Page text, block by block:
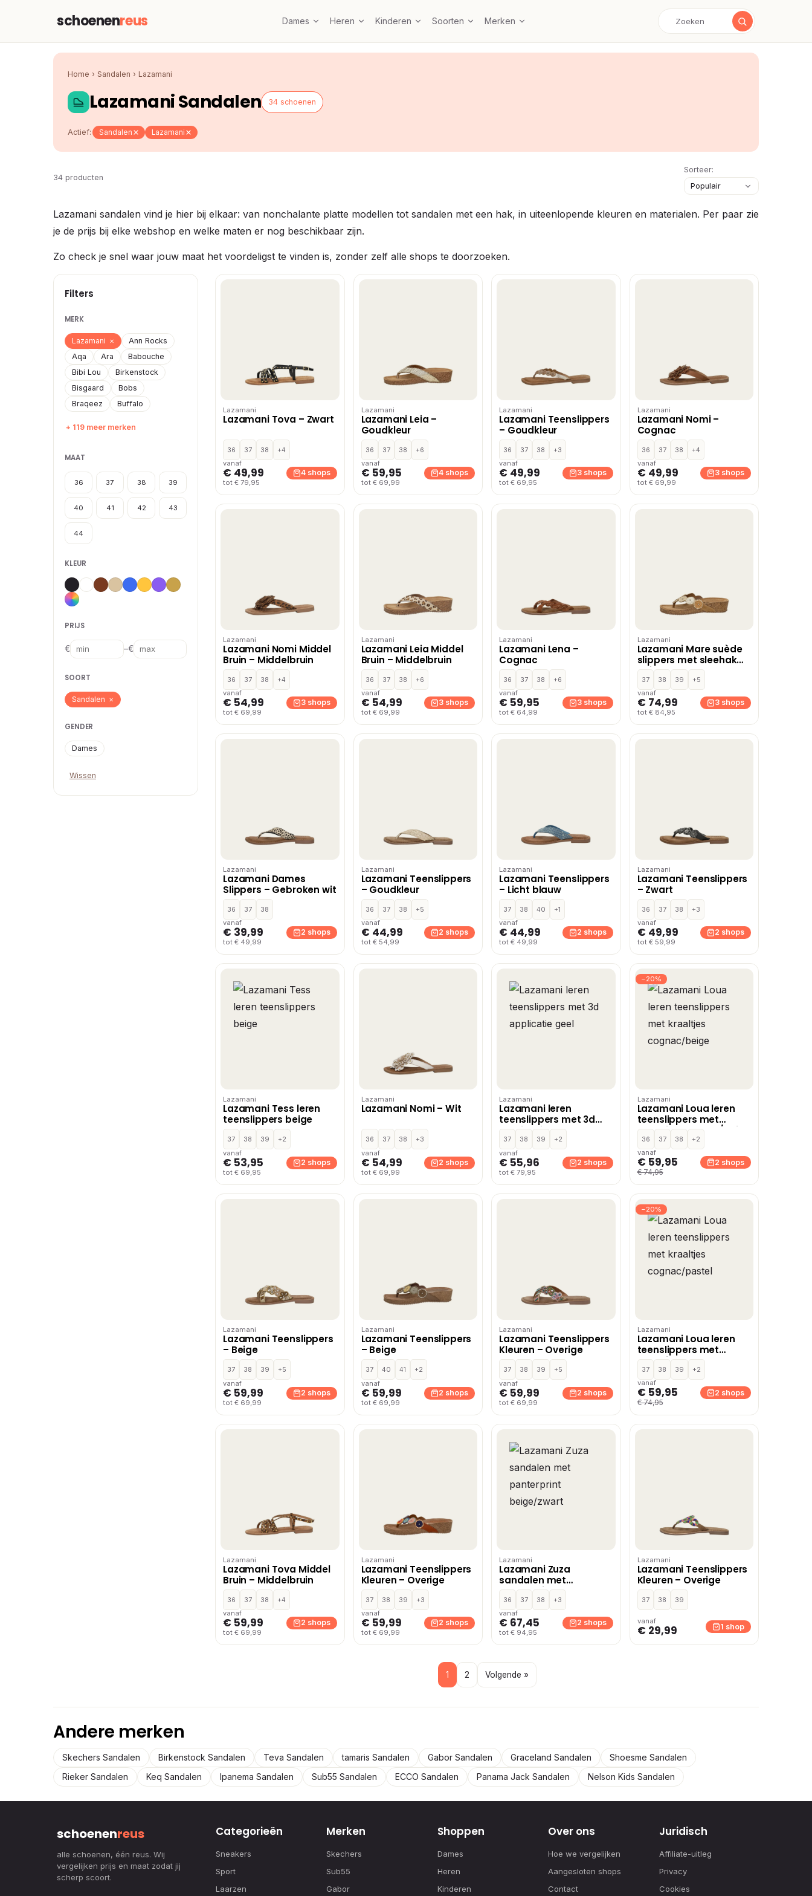
schoenenreus Dames Heren Kinderen Soorten Merken
Home › Sandalen › Lazamani
Lazamani Sandalen 34 schoenen
Actief: Sandalen Lazamani
34 producten
Sorteer:
Lazamani sandalen vind je hier bij elkaar: van nonchalante platte modellen tot sandalen met een hak, in uiteenlopende kleuren en materialen. Per paar zie
je de prijs bij elke webshop en welke maten er nog beschikbaar zijn.
Zo check je snel waar jouw maat het voordeligst te vinden is, zonder zelf alle shops te doorzoeken.
Filters
MERK
Lazamani ×
Ann Rocks
Aqa
Ara
Babouche
Bibi Lou
Birkenstock
Bisgaard
Bobs
Braqeez
Buffalo
+ 119 meer merken
MAAT
36 37 38 39
40 41 42 43
44
KLEUR
PRIJS
€ –€
SOORT
Sandalen ×
GENDER
Dames
Wissen
Lazamani
Lazamani Tova – Zwart
36 37 38
+4
vanaf
€ 49,99
tot € 79,95
4 shops
Lazamani
Lazamani Leia –
Goudkleur
36 37 38
+6
vanaf
€ 59,95
tot € 69,99
4 shops
Lazamani
Lazamani Teenslippers
– Goudkleur
36 37 38
+3
vanaf
€ 49,99
tot € 69,95
3 shops
Lazamani
Lazamani Nomi –
Cognac
36 37 38
+4
vanaf
€ 49,99
tot € 69,99
3 shops
Lazamani
Lazamani Nomi Middel
Bruin – Middelbruin
36 37 38
+4
vanaf
€ 54,99
tot € 69,99
3 shops
Lazamani
Lazamani Leia Middel
Bruin – Middelbruin
36 37 38
+6
vanaf
€ 54,99
tot € 69,99
3 shops
Lazamani
Lazamani Lena –
Cognac
36 37 38
+6
vanaf
€ 59,95
tot € 64,99
3 shops
Lazamani
Lazamani Mare suède
slippers met sleehak
beige
37 38 39
+5
vanaf
€ 74,99
tot € 84,95
3 shops
Lazamani
Lazamani Dames
Slippers – Gebroken wit
36 37
38
vanaf
€ 39,99
tot € 49,99
2 shops
Lazamani
Lazamani Teenslippers
– Goudkleur
36 37 38
+5
vanaf
€ 44,99
tot € 54,99
2 shops
Lazamani
Lazamani Teenslippers
– Licht blauw
37 38 40
+1
vanaf
€ 44,99
tot € 49,99
2 shops
Lazamani
Lazamani Teenslippers
– Zwart
36 37 38
+3
vanaf
€ 49,99
tot € 59,99
2 shops
Lazamani
Lazamani Tess leren
teenslippers beige
37 38 39
+2
vanaf
€ 53,95
tot € 69,95
2 shops
Lazamani
Lazamani Nomi – Wit
36 37 38
+3
vanaf
€ 54,99
tot € 69,99
2 shops
Lazamani
Lazamani leren
teenslippers met 3d
applicatie geel
37 38 39
+2
vanaf
€ 55,96
tot € 79,95
2 shops
−20%
Lazamani
Lazamani Loua leren
teenslippers met
kraaltjes cognac/beige
36 37 38
+2
vanaf
€ 59,95
€ 74,95
2 shops
Lazamani
Lazamani Teenslippers
– Beige
37 38 39
+5
vanaf
€ 59,99
tot € 69,99
2 shops
Lazamani
Lazamani Teenslippers
– Beige
37 40 41
+2
vanaf
€ 59,99
tot € 69,99
2 shops
Lazamani
Lazamani Teenslippers
Kleuren – Overige
37 38 39
+5
vanaf
€ 59,99
tot € 69,99
2 shops
−20%
Lazamani
Lazamani Loua leren
teenslippers met
kraaltjes
cognac/pastel
37 38 39
+2
vanaf
€ 59,95
€ 74,95
2 shops
Lazamani
Lazamani Tova Middel
Bruin – Middelbruin
36 37 38
+4
vanaf
€ 59,99
tot € 69,99
2 shops
Lazamani
Lazamani Teenslippers
Kleuren – Overige
37 38 39
+3
vanaf
€ 59,99
tot € 69,99
2 shops
Lazamani
Lazamani Zuza
sandalen met
panterprint
beige/zwart
36 37 38
+3
vanaf
€ 67,45
tot € 94,95
2 shops
Lazamani
Lazamani Teenslippers
Kleuren – Overige
37 38 39
vanaf
€ 29,99 1 shop
1 2 Volgende »
Andere merken
Skechers Sandalen Birkenstock Sandalen Teva Sandalen tamaris Sandalen Gabor Sandalen Graceland Sandalen
Shoesme Sandalen
Rieker Sandalen
Keq Sandalen Ipanema Sandalen Sub55 Sandalen ECCO Sandalen Panama Jack Sandalen Nelson Kids Sandalen
schoenenreus
alle schoenen, één reus. Wij
vergelijken prijs en maat zodat jij
scherp scoort.
Categorieën
Sneakers
Sport
Laarzen
Merken
Skechers
Sub55
Gabor
Shoppen
Dames
Heren
Kinderen
Over ons
Hoe we vergelijken
Aangesloten shops
Contact
Juridisch
Affiliate-uitleg
Privacy
Cookies